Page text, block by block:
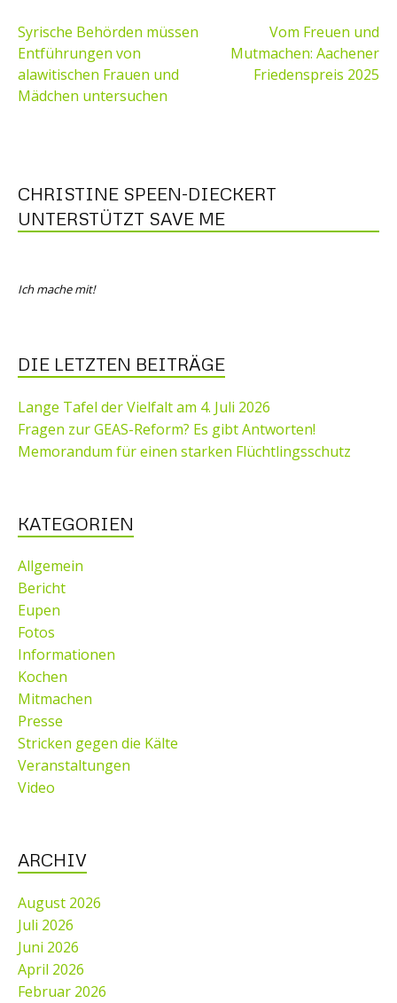
BEITRAGSNAVIGATION
Syrische Behörden müssen
Entführungen von
alawitischen Frauen und
Mädchen untersuchen
Vom Freuen und
Mutmachen: Aachener
Friedenspreis 2025
CHRISTINE SPEEN-DIECKERT
UNTERSTÜTZT SAVE ME
Ich mache mit!
DIE LETZTEN BEITRÄGE
Lange Tafel der Vielfalt am 4. Juli 2026
Fragen zur GEAS-Reform? Es gibt Antworten!
Memorandum für einen starken Flüchtlingsschutz
KATEGORIEN
Allgemein
Bericht
Eupen
Fotos
Informationen
Kochen
Mitmachen
Presse
Stricken gegen die Kälte
Veranstaltungen
Video
ARCHIV
August 2026
Juli 2026
Juni 2026
April 2026
Februar 2026